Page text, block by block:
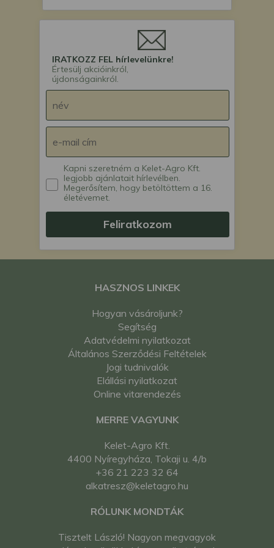
IRATKOZZ FEL hírlevelünkre!
Értesülj akcióinkról,
újdonságainkról.
Kapni szeretném a Kelet-Agro Kft.
legjobb ajánlatait hírlevélben.
Megerősítem, hogy betöltöttem a 16.
életévemet.
Feliratkozom
HASZNOS LINKEK
Hogyan vásároljunk?
Segítség
Adatvédelmi nyilatkozat
Általános Szerződési Feltételek
Jogi tudnivalók
Elállási nyilatkozat
Online vitarendezés
MERRE VAGYUNK
Kelet-Agro Kft.
4400 Nyíregyháza, Tokaji u. 4/b
+36 21 223 32 64
alkatresz@keletagro.hu
RÓLUNK MONDTÁK
Tisztelt László! Nagyon megvagyok